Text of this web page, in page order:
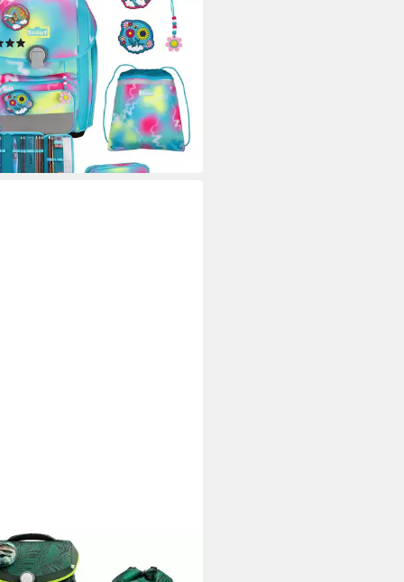
Genius Exklusiv,
(2)
€ UVP309,90 €
- in 2-3 Werktagen bei dir
MOOD®
Timeless Pro (7-tlg), mit